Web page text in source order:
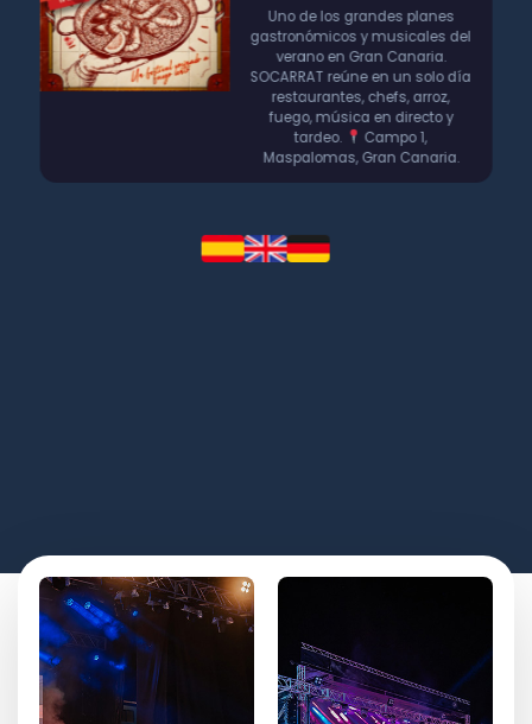
Uno de los grandes planes
gastronómicos y musicales del
verano en Gran Canaria.
SOCARRAT reúne en un solo día
restaurantes, chefs, arroz,
fuego, música en directo y
tardeo.
Campo 1,
Maspalomas, Gran Canaria.